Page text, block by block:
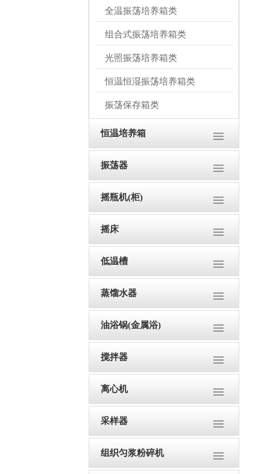
全温振荡培养箱类
组合式振荡培养箱类
光照振荡培养箱类
恒温恒湿振荡培养箱类
振荡保存箱类
恒温培养箱
振荡器
摇瓶机(柜)
摇床
低温槽
蒸馏水器
油浴锅(金属浴)
搅拌器
离心机
采样器
组织匀浆粉碎机